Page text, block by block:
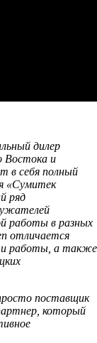
дилер
Востока и
в себя полный
«Сумитек
ряд
работы в разных
отличается
работы, а также
поставщик
который